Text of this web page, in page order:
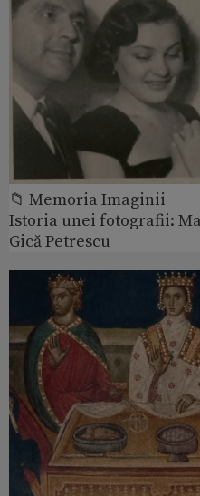
📁 Memoria Imaginii
Istoria unei fotografii:
Gică Petrescu